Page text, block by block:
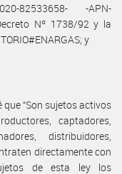
82533658- -APN-
Nº 1738/92 y la
y
que “Son sujetos activos
captadores,
distribuidores,
directamente con
de esta ley los